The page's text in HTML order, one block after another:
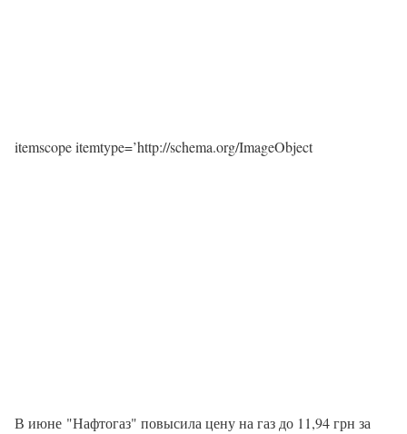
itemscope itemtype=’http://schema.org/ImageObject
В июне "Нафтогаз" повысила цену на газ до 11,94 грн за